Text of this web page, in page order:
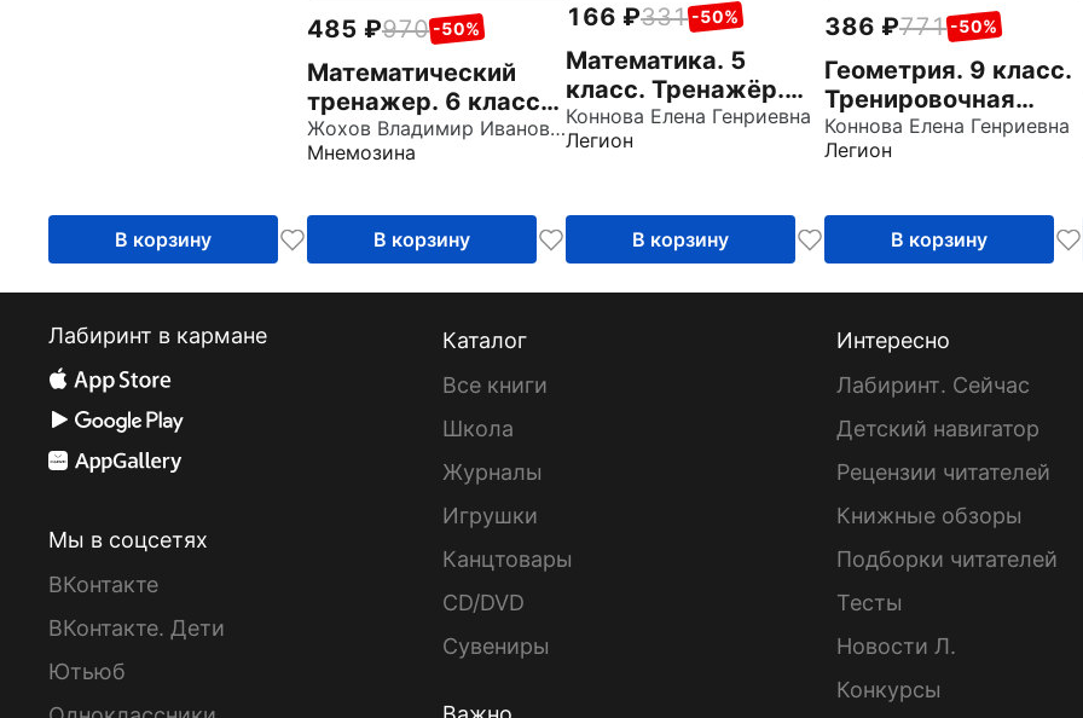
В корзину
485 970 -50%
Математический
тренажер. 6 класс.
Пособие для
учителей и
Жохов Владимир Иванович
Мнемозина
В корзину
166 331 -50%
Математика. 5
класс. Тренажёр.
Все темы курса
Коннова Елена Генриевна
Легион
В корзину
386 771 -50%
Геометрия. 9 класс.
Тренировочная
тетрадь
Коннова Елена Генриевна
Легион
В корзину
Лабиринт в кармане
Мы в соцсетях
ВКонтакте
ВКонтакте. Дети
Ютьюб
Каталог
Все книги
Школа
Журналы
Игрушки
Канцтовары
CD/DVD
Сувениры
Интересно
Лабиринт. Сейчас
Детский навигатор
Рецензии читателей
Книжные обзоры
Подборки читателей
Тесты
Новости Л.
Конкурсы